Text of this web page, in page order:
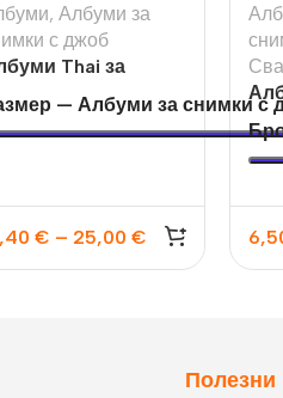
, Албуми за
с джоб
Thai за
10×15 или 13х18
— Албуми за снимки с
€ – 25,00 €
Полезни